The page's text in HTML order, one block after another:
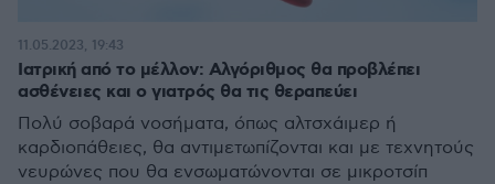
Ιατρική από το μέλλον: Αλγόριθμος θα προβλέπει
ασθένειες και ο γιατρός θα τις θεραπεύει
Πολύ σοβαρά νοσήματα, όπως αλτσχάιμερ ή
καρδιοπάθειες, θα αντιμετωπίζονται και με τεχνητούς
νευρώνες που θα ενσωματώνονται σε μικροτσίπ
11.05.2023, 19:43